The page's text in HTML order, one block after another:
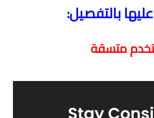
بالتفصيل:
متسقة